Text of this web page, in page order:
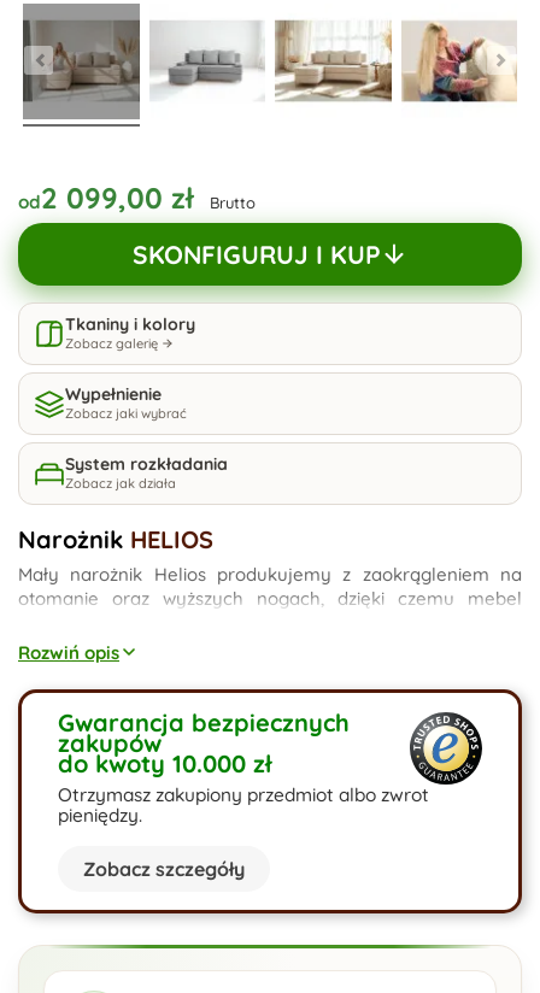
od2 099,00 zł Brutto
SKONFIGURUJ I KUP
Tkaniny i kolory
Zobacz galerię
Wypełnienie
Zobacz jaki wybrać
System rozkładania
Zobacz jak działa
Narożnik HELIOS
Mały narożnik Helios produkujemy z zaokrągleniem na
otomanie oraz wyższych nogach, dzięki czemu mebel
wprowadzi zwiewny element wystroju do Twojego wnętrza.
Narożnik zaprojektowany w wymiarze 200x150cm,
wyposażony w funkcję spania - do wyboru rodzaj
materaca, który użyjemy przy produkcji według Twoich
wytycznych. Marzysz o narożniku w kolorze granatu czy
zieleni? Czy podoba Ci się ostatni powrót dekady czyli
meble sztruksowe? U nas możesz wybrać to, czego
potrzebujesz.
Rozwiń opis
Gwarancja bezpiecznych
zakupów
do kwoty 10.000 zł
Otrzymasz zakupiony przedmiot albo zwrot
pieniędzy.
Zobacz szczegóły